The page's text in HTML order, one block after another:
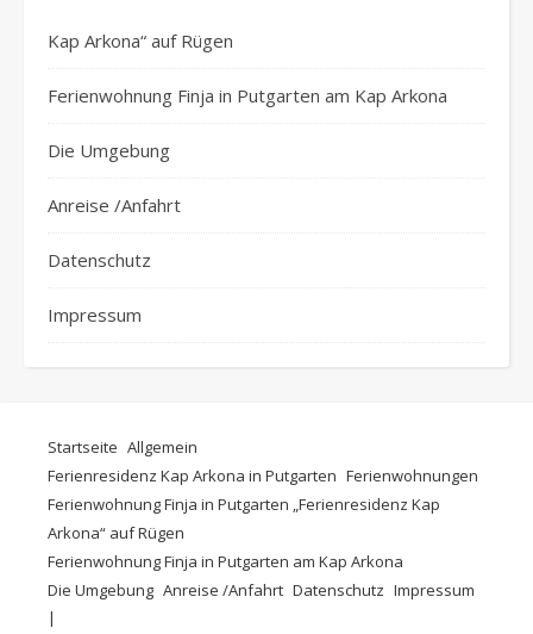
Kap Arkona“ auf Rügen
Ferienwohnung Finja in Putgarten am Kap Arkona
Die Umgebung
Anreise /Anfahrt
Datenschutz
Impressum
Startseite Allgemein
Ferienresidenz Kap Arkona in Putgarten Ferienwohnungen
Ferienwohnung Finja in Putgarten „Ferienresidenz Kap
Arkona“ auf Rügen
Ferienwohnung Finja in Putgarten am Kap Arkona
Die Umgebung Anreise /Anfahrt Datenschutz Impressum